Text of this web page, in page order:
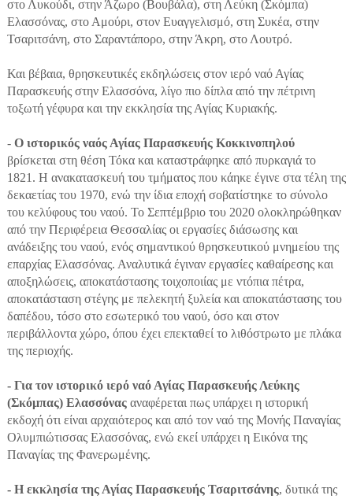
στο Λυκούδι, στην Άζωρο (Βουβάλα), στη Λεύκη (Σκόμπα)
Ελασσόνας, στο Αμούρι, στον Ευαγγελισμό, στη Συκέα, στην
Τσαριτσάνη, στο Σαραντάπορο, στην Άκρη, στο Λουτρό.
Και βέβαια, θρησκευτικές εκδηλώσεις στον ιερό ναό Αγίας
Παρασκευής στην Ελασσόνα, λίγο πιο δίπλα από την πέτρινη
τοξωτή γέφυρα και την εκκλησία της Αγίας Κυριακής.
-Ο ιστορικός ναός Αγίας Παρασκευής Κοκκινοπηλού
βρίσκεται στη θέση Τόκα και καταστράφηκε από πυρκαγιά το
1821. Η ανακατασκευή του τμήματος που κάηκε έγινε στα τέλη της
δεκαετίας του 1970, ενώ την ίδια εποχή σοβατίστηκε το σύνολο
του κελύφους του ναού. Το Σεπτέμβριο του 2020 ολοκληρώθηκαν
από την Περιφέρεια Θεσσαλίας οι εργασίες διάσωσης και
ανάδειξης του ναού, ενός σημαντικού θρησκευτικού μνημείου της
επαρχίας Ελασσόνας. Αναλυτικά έγιναν εργασίες καθαίρεσης και
αποξηλώσεις, αποκατάστασης τοιχοποιίας με ντόπια πέτρα,
αποκατάσταση στέγης με πελεκητή ξυλεία και αποκατάστασης του
δαπέδου, τόσο στο εσωτερικό του ναού, όσο και στον
περιβάλλοντα χώρο, όπου έχει επεκταθεί το λιθόστρωτο με πλάκα
της περιοχής.
- Για τον ιστορικό ιερό ναό Αγίας Παρασκευής Λεύκης
(Σκόμπας) Ελασσόναςαναφέρεται πως υπάρχει η ιστορική
εκδοχή ότι είναι αρχαιότερος και από τον ναό της Μονής Παναγίας
Ολυμπιώτισσας Ελασσόνας, ενώ εκεί υπάρχει η Εικόνα της
Παναγίας της Φανερωμένης.
- Η εκκλησία της Αγίας Παρασκευής Τσαριτσάνης, δυτικά της